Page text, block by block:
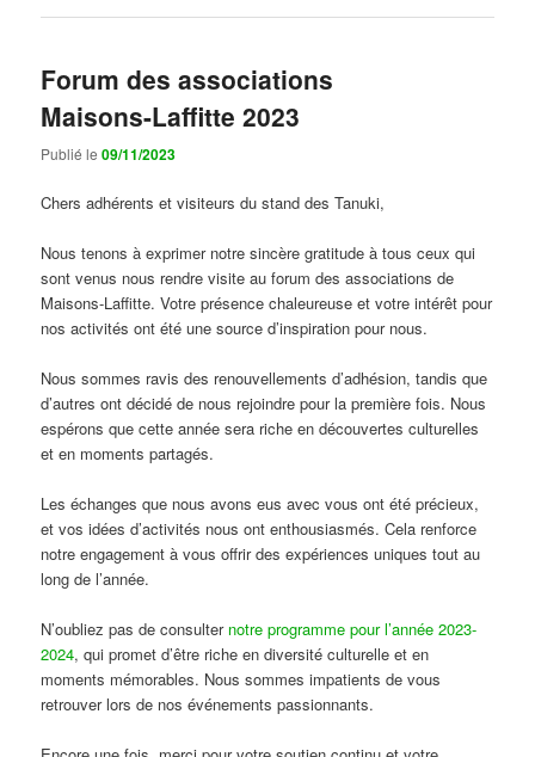
Forum des associations
Maisons-Laffitte 2023
Publié le09/11/2023
Chers adhérents et visiteurs du stand des Tanuki,
Nous tenons à exprimer notre sincère gratitude à tous ceux qui
sont venus nous rendre visite au forum des associations de
Maisons-Laffitte. Votre présence chaleureuse et votre intérêt pour
nos activités ont été une source d’inspiration pour nous.
Nous sommes ravis des renouvellements d’adhésion, tandis que
d’autres ont décidé de nous rejoindre pour la première fois. Nous
espérons que cette année sera riche en découvertes culturelles
et en moments partagés.
Les échanges que nous avons eus avec vous ont été précieux,
et vos idées d’activités nous ont enthousiasmés. Cela renforce
notre engagement à vous offrir des expériences uniques tout au
long de l’année.
N’oubliez pas de consulter notre programme pour l’année 2023-
2024, qui promet d’être riche en diversité culturelle et en
moments mémorables. Nous sommes impatients de vous
retrouver lors de nos événements passionnants.